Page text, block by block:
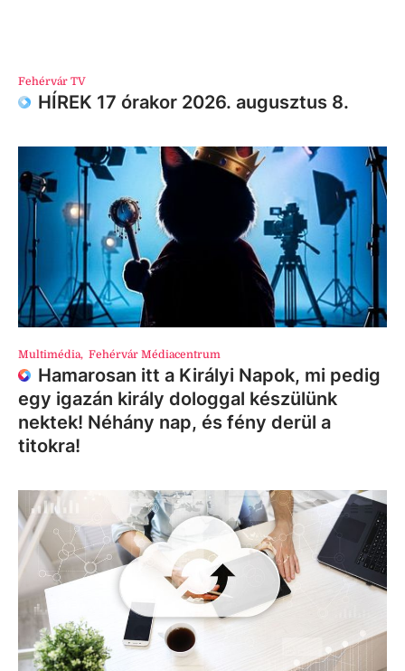
Fehérvár TV
HÍREK 17 órakor 2026. augusztus 8.
Multimédia, Fehérvár Médiacentrum
Hamarosan itt a Királyi Napok, mi pedig
egy igazán király dologgal készülünk
nektek! Néhány nap, és fény derül a
titokra!